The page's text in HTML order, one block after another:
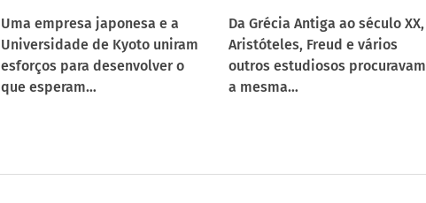
Uma empresa japonesa e a
Universidade de Kyoto uniram
esforços para desenvolver o
que esperam…
Da Grécia Antiga ao século XX,
Aristóteles, Freud e vários
outros estudiosos procuravam
a mesma…